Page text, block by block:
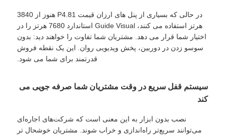
صفحه نمایش LED بیرونی
بیلبورد LED در فضای باز
در حالی که بسیاری از پنل های ارزان قیمت P4.81 هنوز از 3840
هرتز استفاده می کنند، Guide Visual استاندارد 7680 هرتز را در
اختیار شما قرار می دهد. مشتریان شما تفاوت را خواهند دید: بدون
سوسو زدن در دوربین، پخش ویدیویی روان. این یک نقطه فروش
قدرتمند برای شما می شود.
سیستم قفل سریع در وقت مشتریان شما صرفه جویی می
کند
نصب بدون ابزار به این معنی است که شرکت‌های اجاره‌ای
می‌توانند سریع‌تر راه‌اندازی و خراب شوند. مشتریان خوشحال تر